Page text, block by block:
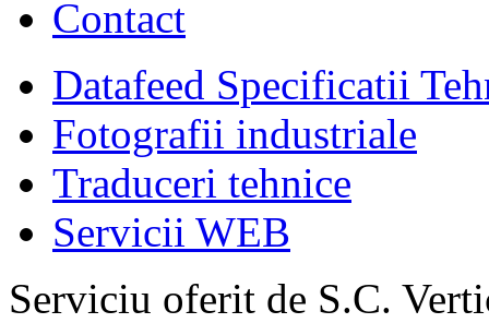
Contact
Datafeed Specificatii
Fotografii industriale
Traduceri tehnice
Servicii WEB
Serviciu oferit de S.C.